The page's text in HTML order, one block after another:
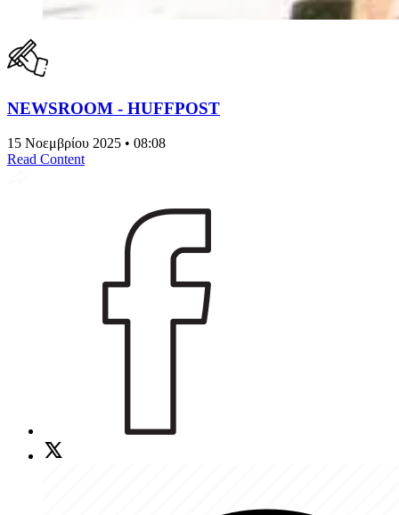
NEWSROOM - HUFFPOST
15 Νοεμβρίου 2025 • 08:08
Read Content